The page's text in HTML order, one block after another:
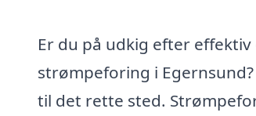
Er du på udkig efter
strømpeforing i
til det rette sted.